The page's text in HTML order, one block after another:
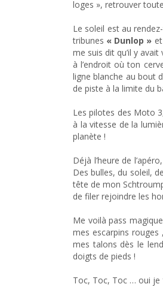
loges », retrouver
Le soleil est au
tribunes « Dunlop » et
me suis dit qu’il y
à l’endroit où ton
ligne blanche au bout
de piste à la limite du
Les pilotes des Moto
à la vitesse de la
planète !
Déjà l’heure de
Des bulles, du soleil,
tête de mon
de filer rejoindre les
Me voilà pass
mes escarpins rouges
mes talons dès le
doigts de pieds !
Toc, Toc, Toc … oui je